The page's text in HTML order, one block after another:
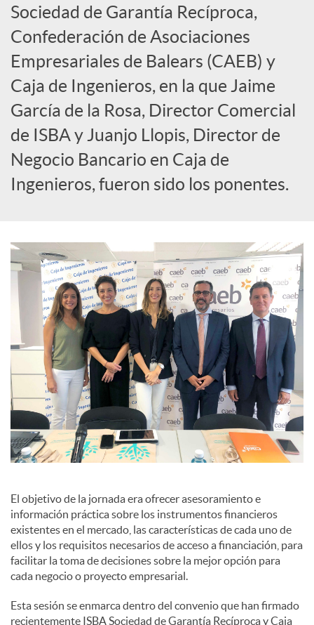
c
i
a
l
e
s
Sociedad de Garantía Recíproca,
Confederación de Asociaciones
Empresariales de Balears (CAEB) y
Caja de Ingenieros, en la que Jaime
García de la Rosa, Director Comercial
de ISBA y Juanjo Llopis, Director de
Negocio Bancario en Caja de
Ingenieros, fueron sido los ponentes.
El objetivo de la jornada era ofrecer asesoramiento e
información práctica sobre los instrumentos financieros
existentes en el mercado, las características de cada uno de
ellos y los requisitos necesarios de acceso a financiación, para
facilitar la toma de decisiones sobre la mejor opción para
cada negocio o proyecto empresarial.
Esta sesión se enmarca dentro del convenio que han firmado
recientemente ISBA Sociedad de Garantía Recíproca y Caja